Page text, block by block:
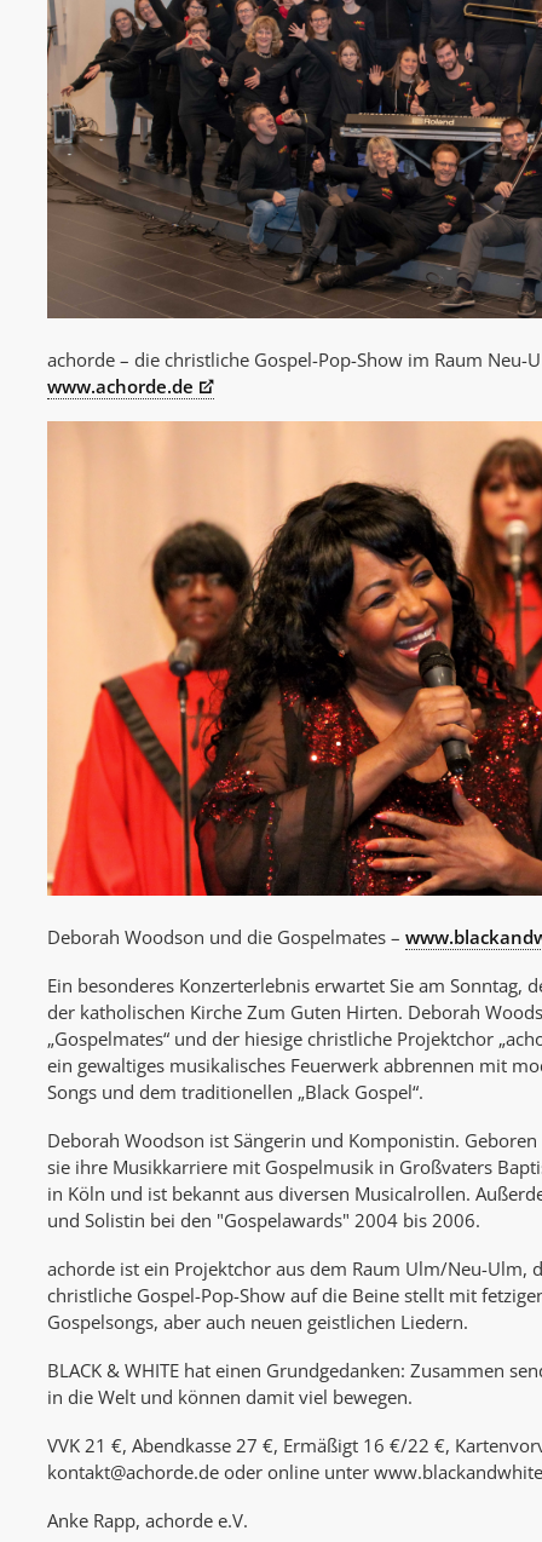
achorde – die christliche Gospel-Pop-Show im Raum Neu-
www.achorde.de
Deborah Woodson und die Gospelmates –
Ein besonderes Konzerterlebnis erwartet Sie am Sonntag,
der katholischen Kirche Zum Guten Hirten. Deborah
„Gospelmates“ und der hiesige christliche Projektchor
ein gewaltiges musikalisches Feuerwerk abbrennen mit
Songs und dem traditionellen „Black Gospel“.
Deborah Woodson ist Sängerin und Komponistin. Geboren
sie ihre Musikkarriere mit Gospelmusik in Großvaters
in Köln und ist bekannt aus diversen Musicalrollen.
und Solistin bei den "Gospelawards" 2004 bis 2006.
achorde ist ein Projektchor aus dem Raum Ulm/Neu-Ulm,
christliche Gospel-Pop-Show auf die Beine stellt mit
Gospelsongs, aber auch neuen geistlichen Liedern.
BLACK & WHITE hat einen Grundgedanken: Zusammen
in die Welt und können damit viel bewegen.
VVK 21 €, Abendkasse 27 €, Ermäßigt 16 €/22 €,
kontakt@achorde.de oder online unter
Anke Rapp, achorde e.V.